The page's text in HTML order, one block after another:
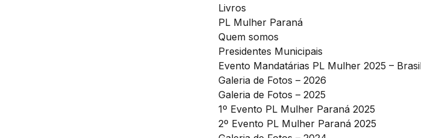
Livros
PL Mulher Paraná
Quem somos
Presidentes Municipais
Evento Mandatárias PL Mulher 2025 –
Galeria de Fotos – 2026
Galeria de Fotos – 2025
1º Evento PL Mulher Paraná 2025
2º Evento PL Mulher Paraná 2025